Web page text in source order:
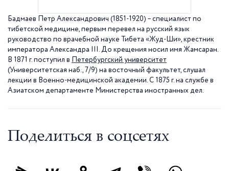
Бадмаев Петр Александрович (1851-1920) – специалист по
тибетской медицине, первым перевел на русский язык
руководство по врачебной науке Тибета «Жуд-Ши», крестник
императора Александра III. До крещения носил имя Жамсаран.
В 1871 г. поступил в Петербургский университет
(Университетская наб., 7/9) на восточный факультет, слушал
лекции в Военно-медицинской академии. С 1875 г. на службе в
Азиатском департаменте Министерства иностранных дел.
Поделиться в соцсетях